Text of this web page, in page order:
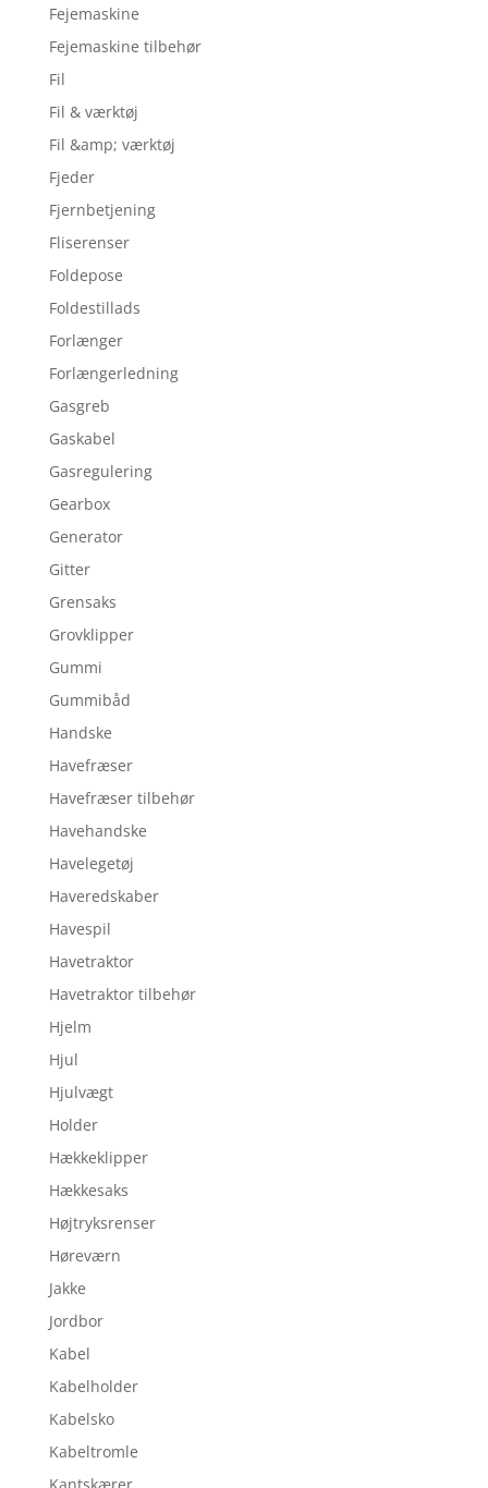
Fejemaskine
Fejemaskine tilbehør
Fil
Fil & værktøj
Fil &amp; værktøj
Fjeder
Fjernbetjening
Fliserenser
Foldepose
Foldestillads
Forlænger
Forlængerledning
Gasgreb
Gaskabel
Gasregulering
Gearbox
Generator
Gitter
Grensaks
Grovklipper
Gummi
Gummibåd
Handske
Havefræser
Havefræser tilbehør
Havehandske
Havelegetøj
Haveredskaber
Havespil
Havetraktor
Havetraktor tilbehør
Hjelm
Hjul
Hjulvægt
Holder
Hækkeklipper
Hækkesaks
Højtryksrenser
Høreværn
Jakke
Jordbor
Kabel
Kabelholder
Kabelsko
Kabeltromle